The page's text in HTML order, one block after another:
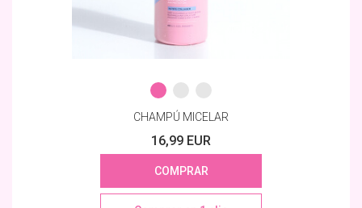
CHAMPÚ MICELAR
16,99 EUR
COMPRAR